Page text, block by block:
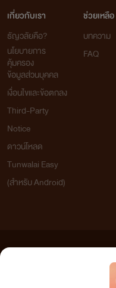
เกี่ยวกับเรา
ธัญวลัยคือ?
นโยบายการ
คุ้มครอง
ข้อมูลส่วนบุคคล
เงื่อนไขและข้อตกลง
Third-Party
Notice
ดาวน์โหลด
Tunwalai Easy
(สำหรับ Android)
ช่วยเหลือ
บทความ
FAQ
เว็บไซต์แห่งนี้ไม่ได้เห็นด้วยและไม่ขอรับผิด
วิจารณญาณในการกลั่นกรองด้วยตนเอง แ